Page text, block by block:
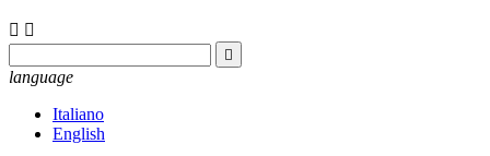
 

language
Italiano
English